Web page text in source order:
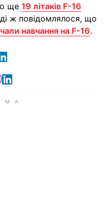
ще 19 літаків F-16
ж повідомлялося, що
навчання на F-16.
Facebook
у Xу Viber
у Whatsapp
у Messenger
відправити у LinkedIn
Facebook
у X у Google news
Читайте у Viber
Читайте у LinkedIn